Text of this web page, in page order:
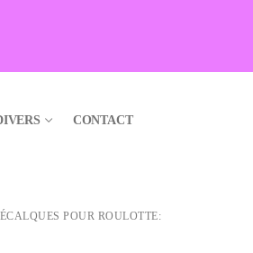
CONTACT
POUR ROULOTTE: